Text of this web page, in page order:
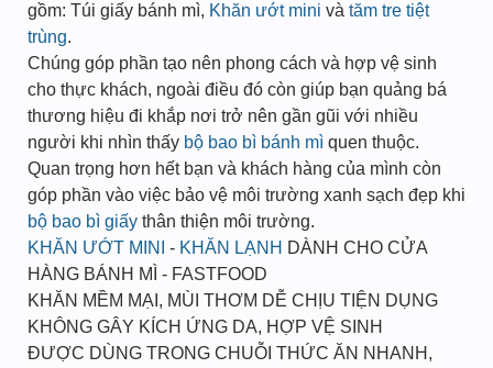
gồm: Túi giấy bánh mì, Khăn ướt mini và tăm tre tiệt
trùng.
Chúng góp phần tạo nên phong cách và hợp vệ sinh
cho thực khách, ngoài điều đó còn giúp bạn quảng bá
thương hiệu đi khắp nơi trở nên gần gũi với nhiều
người khi nhìn thấy bộ bao bì bánh mì quen thuộc.
Quan trọng hơn hết bạn và khách hàng của mình còn
góp phần vào việc bảo vệ môi trường xanh sạch đẹp khi
bộ bao bì giấy thân thiện môi trường.
KHĂN ƯỚT MINI
- KHĂN LẠNH DÀNH CHO CỬA
HÀNG BÁNH MÌ - FASTFOOD
KHĂN MỀM MẠI, MÙI THƠM DỄ CHỊU TIỆN DỤNG
KHÔNG GÂY KÍCH ỨNG DA, HỢP VỆ SINH
ĐƯỢC DÙNG TRONG CHUỖI THỨC ĂN NHANH,